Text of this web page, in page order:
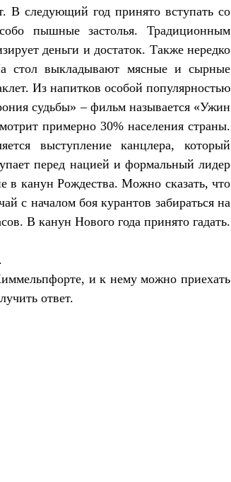
В следующий год принято вступать со
пышные застолья. Традиционным
деньги и достаток. Также нередко
стол выкладывают мясные и сырные
Из напитков особой популярностью
судьбы» – фильм называется «Ужин
примерно 30% населения страны.
выступление канцлера, который
перед нацией и формальный лидер
в канун Рождества. Можно сказать, что
с началом боя курантов забираться на
В канун Нового года принято гадать.
и к нему можно приехать
ответ.